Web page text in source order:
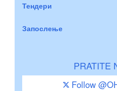
Тендери
Запослење
PRATITE
Follow